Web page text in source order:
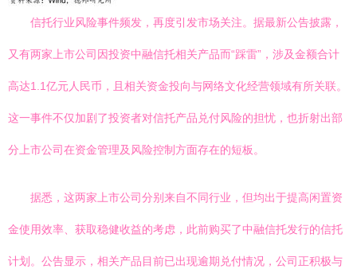
信托行业风险事件频发，再度引发市场关注。据最新公告披露，
又有两家上市公司因投资中融信托相关产品而“踩雷”，涉及金额合计
高达1.1亿元人民币，且相关资金投向与网络文化经营领域有所关联。
这一事件不仅加剧了投资者对信托产品兑付风险的担忧，也折射出部
分上市公司在资金管理及风险控制方面存在的短板。
据悉，这两家上市公司分别来自不同行业，但均出于提高闲置资
金使用效率、获取稳健收益的考虑，此前购买了中融信托发行的信托
计划。公告显示，相关产品目前已出现逾期兑付情况，公司正积极与